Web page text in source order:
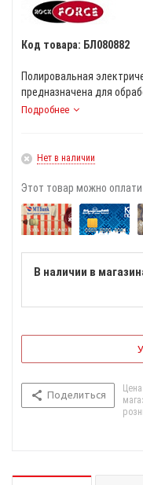
Код товара: БЛ080882
Полировальная
предназначена для
Подробнее
Нет в наличии
Этот товар можно
В наличии в
Поделиться